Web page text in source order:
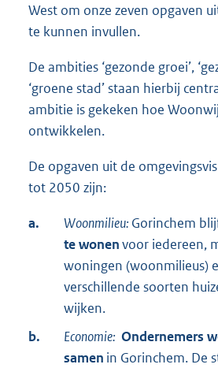
West om onze zeven opgaven
te kunnen invullen.
De ambities ‘gezonde groei’,
‘groene stad’ staan hierbij
ambitie is gekeken hoe
ontwikkelen.
De opgaven uit de
tot 2050 zijn:
a. Woonmilieu: Gorinchem
te wonenvoor iedereen,
woningen (woonmilieus)
verschillende soorten
wijken.
b.
Economie: Ondernemers
samen in Gorinchem. De